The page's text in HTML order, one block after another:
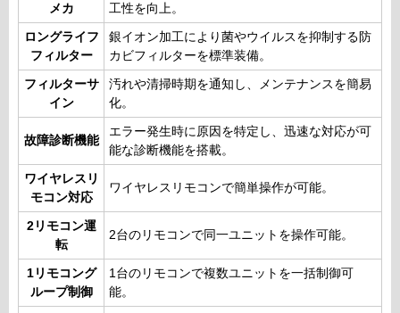
メカ
工性を向上。
ロングライフ
フィルター
銀イオン加工により菌やウイルスを抑制する防
カビフィルターを標準装備。
フィルターサ
イン
汚れや清掃時期を通知し、メンテナンスを簡易
化。
故障診断機能
エラー発生時に原因を特定し、迅速な対応が可
能な診断機能を搭載。
ワイヤレスリ
モコン対応
ワイヤレスリモコンで簡単操作が可能。
2リモコン運
転
2台のリモコンで同一ユニットを操作可能。
1リモコング
ループ制御
1台のリモコンで複数ユニットを一括制御可
能。